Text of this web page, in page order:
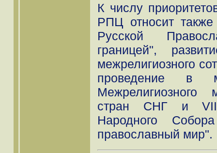
К числу
РПЦ относит
Русской
границей",
межрелигиозного
проведение
Межрелигиозного
стран СНГ и VIII
Народного
православный мир".